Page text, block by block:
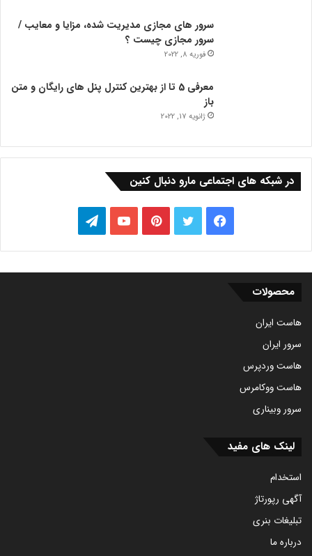
سرور های مجازی مدیریت شده، مزایا و معایب /
سرور مجازی چیست ؟
فوریه 8, 2022
معرفی 5 تا از بهترین کنترل پنل های رایگان و متن
باز
ژانویه 17, 2022
در شبکه های اجتماعی مارو دنبال کنین
فیس
بوک
توییتر‫پین‌ترستیوتیوبتلگرام
محصولات
هاست ایران
سرور ایران
هاست وردپرس
هاست ووکامرس
سرور وبیناری
لینک های مفید
استخدام
آگهی رپورتاژ
تبلیغات بنری
درباره ما